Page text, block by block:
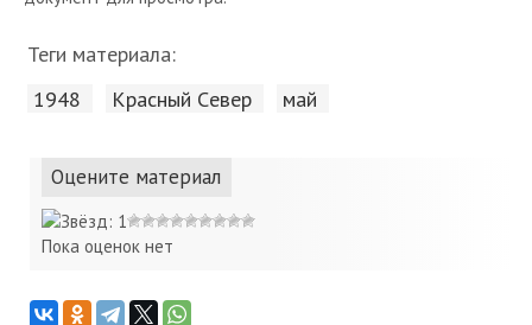
Теги материала:
1948 Красный Cевер май
Оцените материал
Пока оценок нет